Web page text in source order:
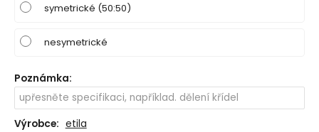
symetrické (50:50)
nesymetrické
Poznámka:
Výrobce: etila